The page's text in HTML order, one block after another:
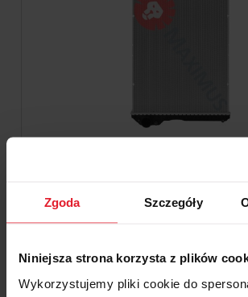
Zgoda Szczegóły
Niniejsza strona korzysta z plików
Wykorzystujemy pliki cookie do
CHŁODNICA CASE NEW
2 341,56 zł
do koszyka